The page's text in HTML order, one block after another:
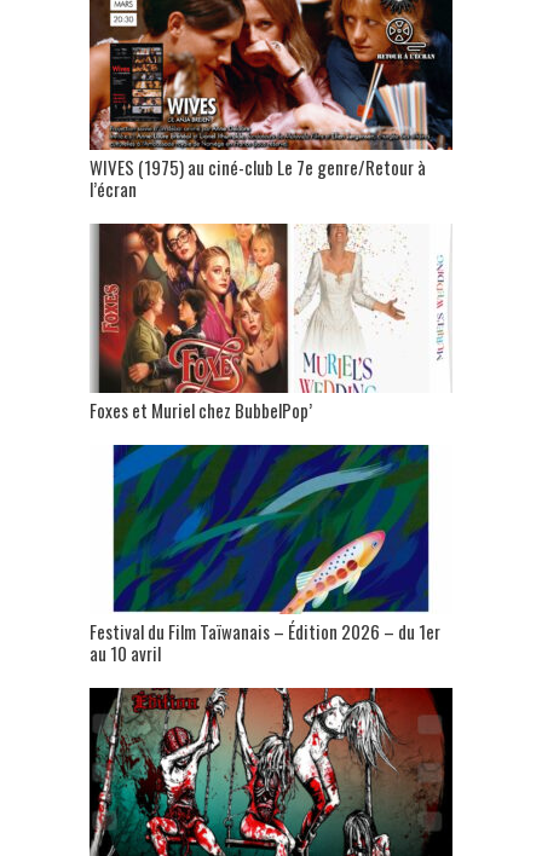
WIVES (1975) au ciné-club Le 7e genre/Retour à
l’écran
Foxes et Muriel chez BubbelPop’
Festival du Film Taïwanais – Édition 2026 – du 1er
au 10 avril